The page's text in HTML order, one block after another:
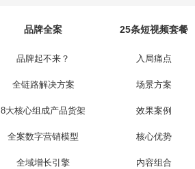
品牌全案
品牌起不来？
全链路解决方案
8大核心组成产品货架
全案数字营销模型
全域增长引擎
25条短视频套餐
入局痛点
场景方案
效果案例
核心优势
内容组合